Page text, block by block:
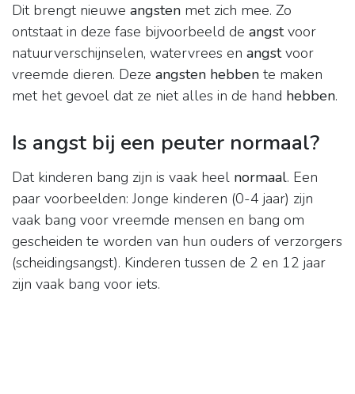
Dit brengt nieuwe angsten met zich mee. Zo
ontstaat in deze fase bijvoorbeeld de angstvoor
natuurverschijnselen, watervrees en angstvoor
vreemde dieren. Deze angsten hebben te maken
met het gevoel dat ze niet alles in de hand hebben.
Is angst bij een peuter normaal?
Dat kinderen bang zijn is vaak heel normaal. Een
paar voorbeelden: Jonge kinderen (0-4 jaar) zijn
vaak bang voor vreemde mensen en bang om
gescheiden te worden van hun ouders of verzorgers
(scheidingsangst). Kinderen tussen de 2 en 12 jaar
zijn vaak bang voor iets.